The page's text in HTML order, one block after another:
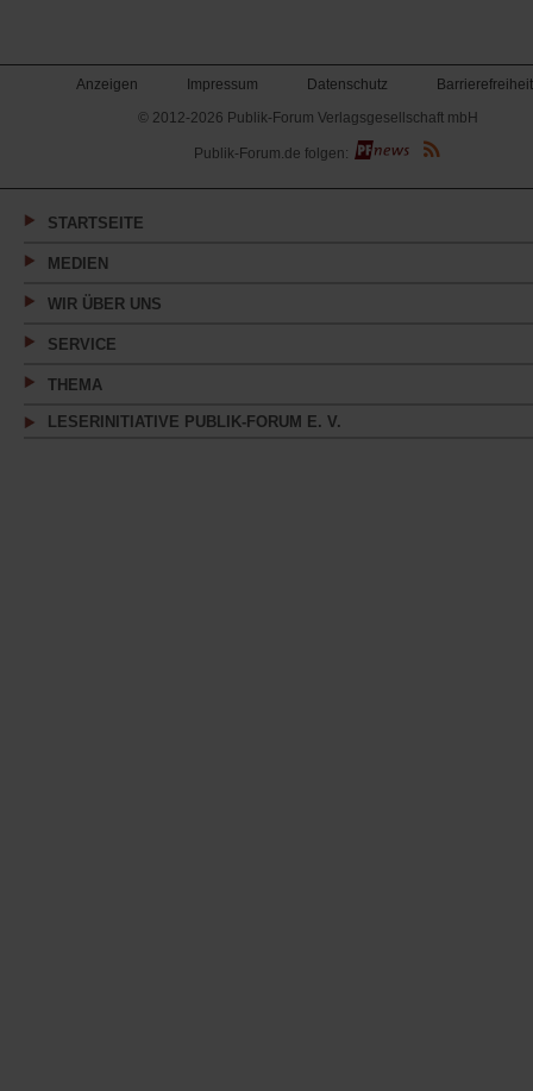
Anzeigen Impressum Datenschutz
Barrierefreiheit
© 2012-2026 Publik-Forum Verlagsgesellschaft mbH
(Öffnet
in
neuen
Publik-Forum.de folgen:
STARTSEITE
MEDIEN
WIR ÜBER UNS
SERVICE
THEMA
LESERINITIATIVE PUBLIK-FORUM E. V.